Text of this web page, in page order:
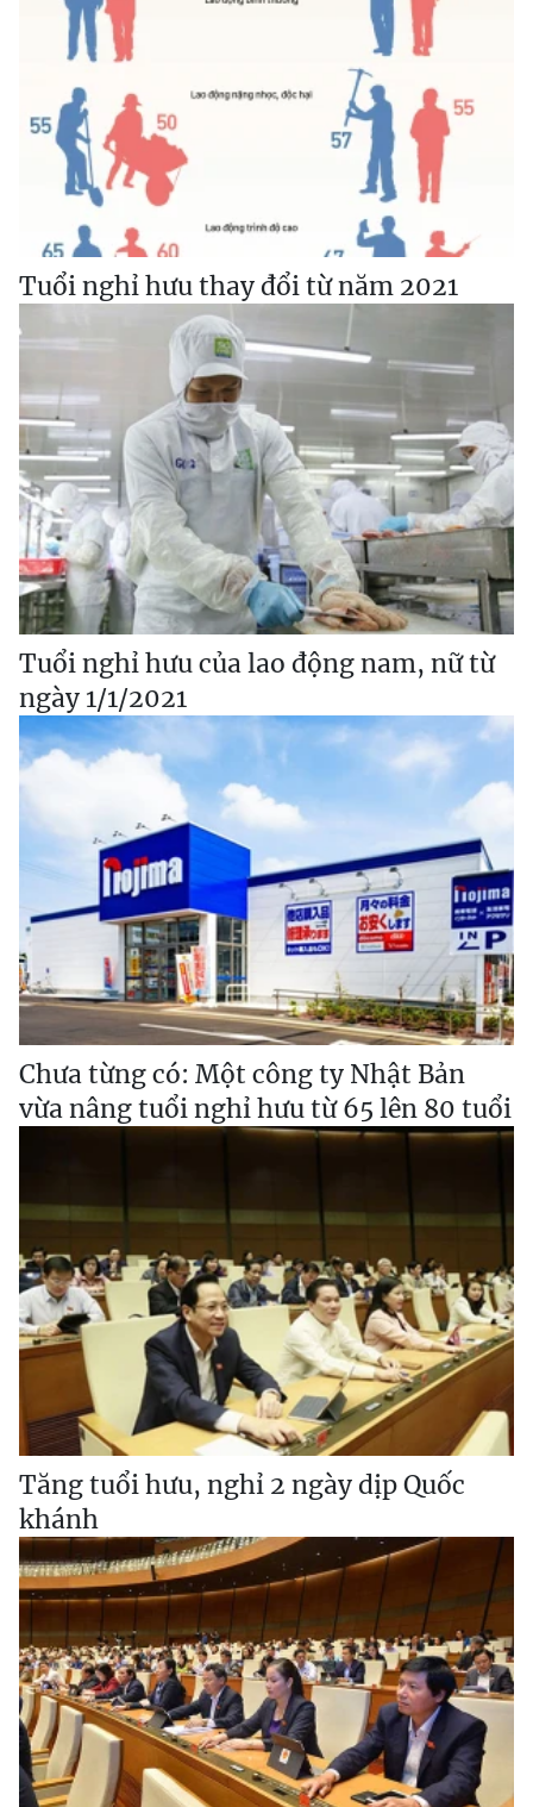
Tuổi nghỉ hưu thay đổi từ năm 2021
Tuổi nghỉ hưu của lao động nam, nữ từ
ngày 1/1/2021
Chưa từng có: Một công ty Nhật Bản
vừa nâng tuổi nghỉ hưu từ 65 lên 80 tuổi
Tăng tuổi hưu, nghỉ 2 ngày dịp Quốc
khánh